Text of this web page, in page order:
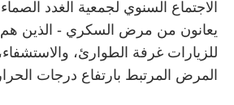
الاجتماع السنوي لجمعية الغدد
يعانون من مرض السكري - الذين
للزيارات غرفة الطوارئ،
المرض المرتبط بارتفاع درجات